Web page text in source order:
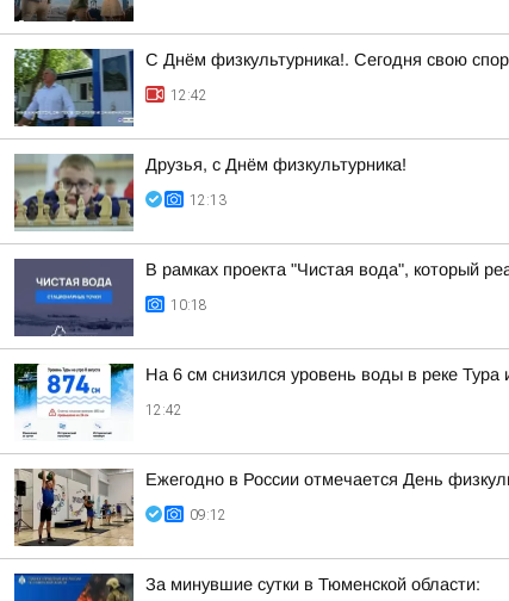
С Днём физкультурника!. Сегодня свою
12:42
Друзья, с Днём физкультурника!
12:13
В рамках проекта "Чистая вода", который
10:18
На 6 см снизился уровень воды в реке
12:42
Ежегодно в России отмечается День
09:12
За минувшие сутки в Тюменской области: